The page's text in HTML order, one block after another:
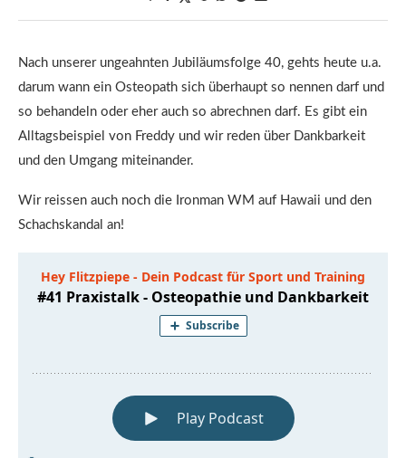
Nach unserer ungeahnten Jubiläumsfolge 40, gehts heute u.a.
darum wann ein Osteopath sich überhaupt so nennen darf und
so behandeln oder eher auch so abrechnen darf. Es gibt ein
Alltagsbeispiel von Freddy und wir reden über Dankbarkeit
und den Umgang miteinander.
Wir reissen auch noch die Ironman WM auf Hawaii und den
Schachskandal an!